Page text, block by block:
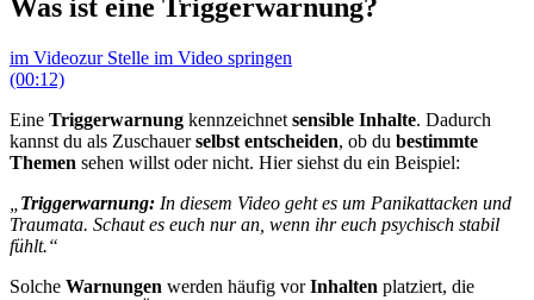
Was ist eine Triggerwarnung?
im Videozur Stelle im Video springen
(00:12)
Eine Triggerwarnung kennzeichnet sensible Inhalte. Dadurch
kannst du als Zuschauerselbst entscheiden, ob du bestimmte
Themen sehen willst oder nicht. Hier siehst du ein Beispiel:
Triggerwarnung: In diesem Video geht es um Panikattacken und
Traumata. Schaut es euch nur an, wenn ihr euch psychisch stabil
fühlt.“
Solche Warnungen werden häufig vorInhalten platziert, die